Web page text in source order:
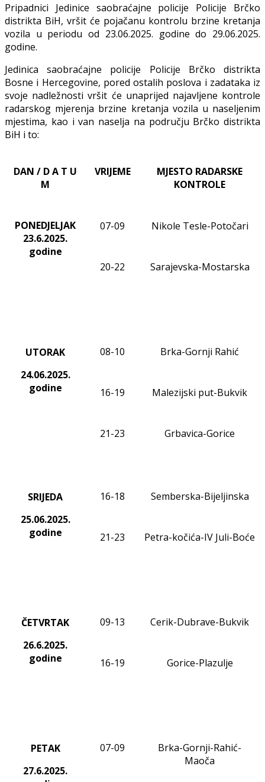
Pripadnici Jedinice saobraćajne policije Policije Brčko
distrikta BiH, vršit će pojačanu kontrolu brzine kretanja
vozila u periodu od 23.06.2025. godine do 29.06.2025.
godine.
Jedinica saobraćajne policije Policije Brčko distrikta
Bosne i Hercegovine, pored ostalih poslova i zadataka iz
svoje nadležnostivršit će unaprijed najavljene kontrole
radarskog mjerenja brzine kretanja vozila u naseljenim
mjestima, kao i van naselja na području Brčko distrikta
BiH i to:
DAN / D A T U
M
VRIJEME
MJESTO RADARSKE
KONTROLE
PONEDJELJAK
23.6.2025.
godine
07-09 Nikole Tesle-Potočari
20-22 Sarajevska-Mostarska
UTORAK
24.06.2025.
godine
08-10 Brka-Gornji Rahić
16-19 Malezijski put-Bukvik
21-23 Grbavica-Gorice
SRIJEDA
25.06.2025.
godine
16-18 Semberska-Bijeljinska
21-23 Petra-kočića-IV Juli-Boće
ČETVRTAK
26.6.2025.
godine
09-13 Cerik-Dubrave-Bukvik
16-19 Gorice-Plazulje
PETAK
27.6.2025.
07-09
Brka-Gornji-Rahić-
Maoča